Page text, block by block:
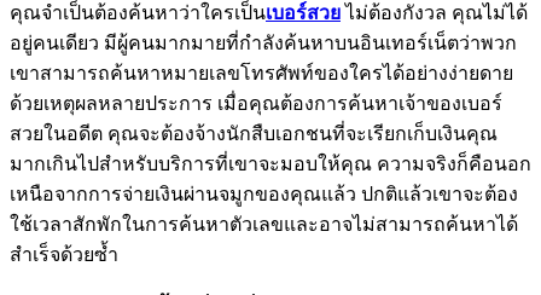
คุณจำเป็นต้องค้นหาว่าใครเป็นเบอร์สวยไม่ต้องกังวล คุณไม่ได้
อยู่คนเดียว มีผู้คนมากมายที่กำลังค้นหาบนอินเทอร์เน็ตว่าพวก
เขาสามารถค้นหาหมายเลขโทรศัพท์ของใครได้อย่างง่ายดาย
ด้วยเหตุผลหลายประการ เมื่อคุณต้องการค้นหาเจ้าของเบอร์
สวยในอดีต คุณจะต้องจ้างนักสืบเอกชนที่จะเรียกเก็บเงินคุณ
มากเกินไปสำหรับบริการที่เขาจะมอบให้คุณ ความจริงก็คือนอก
เหนือจากการจ่ายเงินผ่านจมูกของคุณแล้ว ปกติแล้วเขาจะต้อง
ใช้เวลาสักพักในการค้นหาตัวเลขและอาจไม่สามารถค้นหาได้
สำเร็จด้วยซ้ำ